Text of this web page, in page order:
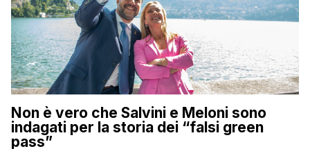
Non è vero che Salvini e Meloni sono
indagati per la storia dei “falsi green
pass”